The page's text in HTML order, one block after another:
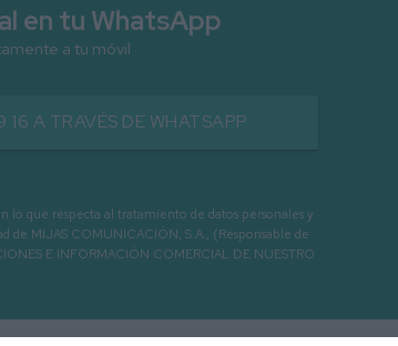
en tu WhatsApp
a tu móvil
A TRAVÉS DE WHATSAPP
lo que respecta al tratamiento de datos personales y
de MIJAS COMUNICACIÓN, S.A., (Responsable de
E INFORMACIÓN COMERCIAL DE NUESTRO